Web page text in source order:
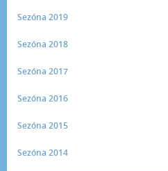
Sezóna 2019
Sezóna 2018
Sezóna 2017
Sezóna 2016
Sezóna 2015
Sezóna 2014